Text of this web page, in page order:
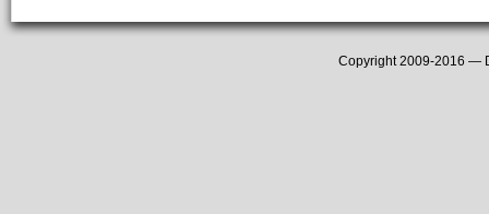
Copyright 2009-2016 —